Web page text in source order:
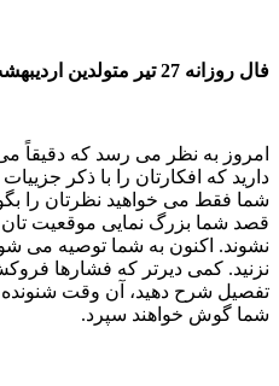
فال روزانه 27 تیر متولدین اردیبهشت ماه
امروز به نظر می رسد که دقیقاً
دارید که افکارتان را با ذکر
شما فقط می خواهید نظرتان را
قصد شما بزرگ نمایی موقعیت
نشوند. اکنون به شما توصیه می
نزنید. کمی دیرتر که فشارها
تفصیل شرح دهید، آن وقت
شما گوش خواهند سپرد.